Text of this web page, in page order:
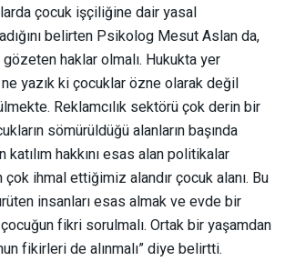
çocuk işçiliğine dair yasal
belirten Psikolog Mesut Aslan da,
gözeten haklar olmalı. Hukukta yer
yazık ki çocuklar özne olarak değil
Reklamcılık sektörü çok derin bir
sömürüldüğü alanların başında
katılım hakkını esas alan politikalar
çok ihmal ettiğimiz alandır çocuk alanı. Bu
insanları esas almak ve evde bir
fikri sorulmalı. Ortak bir yaşamdan
fikirleri de alınmalı” diye belirtti.